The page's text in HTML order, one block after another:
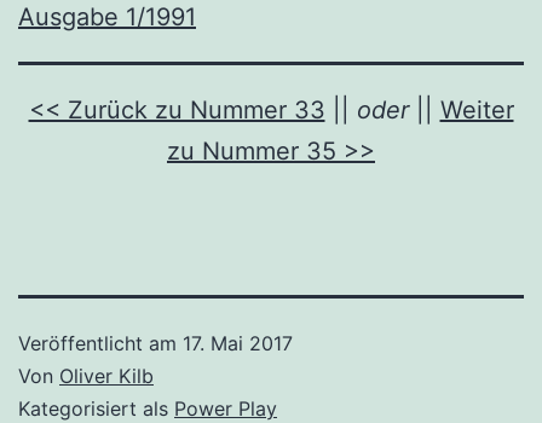
Ausgabe 1/1991
<< Zurück zu Nummer 33 oder|| Weiter
zu Nummer 35 >>
Veröffentlicht am 17. Mai 2017
Von Oliver Kilb
Kategorisiert als Power Play